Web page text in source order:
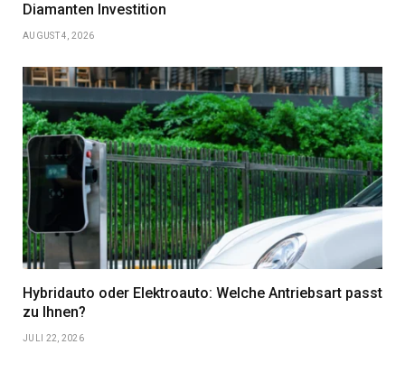
Diamanten Investition
AUGUST 4, 2026
Hybridauto oder Elektroauto: Welche Antriebsart passt
zu Ihnen?
JULI 22, 2026